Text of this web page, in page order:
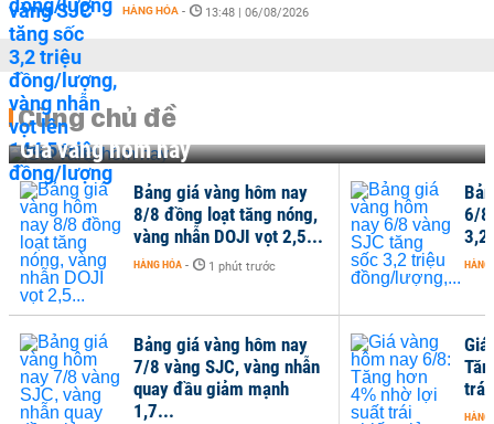
HÀNG HÓA - 13:48 | 06/08/2026
Cùng chủ đề
Giá vàng hôm nay
Bảng giá vàng hôm nay
8/8 đồng loạt tăng nóng,
vàng nhẫn DOJI vọt 2,5...
HÀNG HÓA - 1 phút trước
Bảng giá vàng hôm nay
7/8 vàng SJC, vàng nhẫn
quay đầu giảm mạnh
1,7...
6/8
3,2
HÀNG
trái
HÀNG